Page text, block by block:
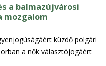
a balmazújvárosi
mozgalom
küzdő polgári
a nők választójogáért